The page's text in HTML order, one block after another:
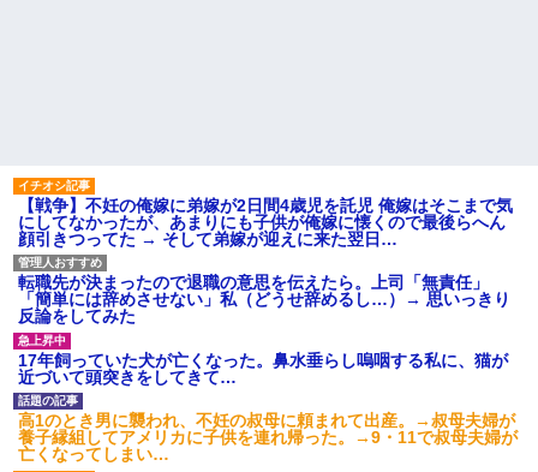
【戦争】不妊の俺嫁に弟嫁が2日間4歳児を託児 俺嫁はそこまで気
にしてなかったが、あまりにも子供が俺嫁に懐くので最後らへん
顔引きつってた → そして弟嫁が迎えに来た翌日…
転職先が決まったので退職の意思を伝えたら。上司「無責任」
「簡単には辞めさせない」私（どうせ辞めるし…）→ 思いっきり
反論をしてみた
17年飼っていた犬が亡くなった。鼻水垂らし嗚咽する私に、猫が
近づいて頭突きをしてきて…
高1のとき男に襲われ、不妊の叔母に頼まれて出産。→叔母夫婦が
養子縁組してアメリカに子供を連れ帰った。→9・11で叔母夫婦が
亡くなってしまい…